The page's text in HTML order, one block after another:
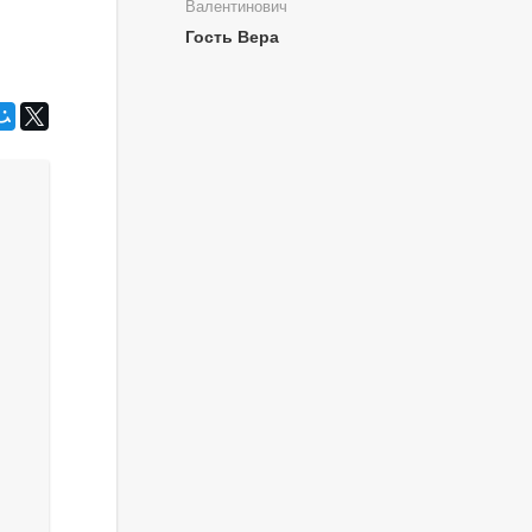
Валентинович
Гость Вера